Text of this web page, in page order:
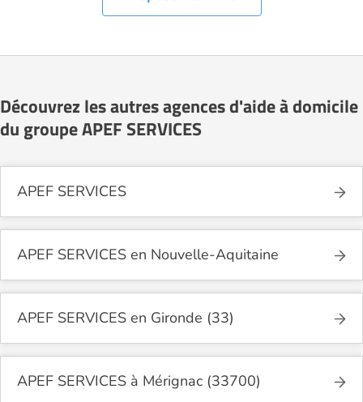
Découvrez les autres agences d'aide à domicile
du groupe APEF SERVICES
APEF SERVICES
APEF SERVICES en Nouvelle-Aquitaine
APEF SERVICES en Gironde (33)
APEF SERVICES à Mérignac (33700)